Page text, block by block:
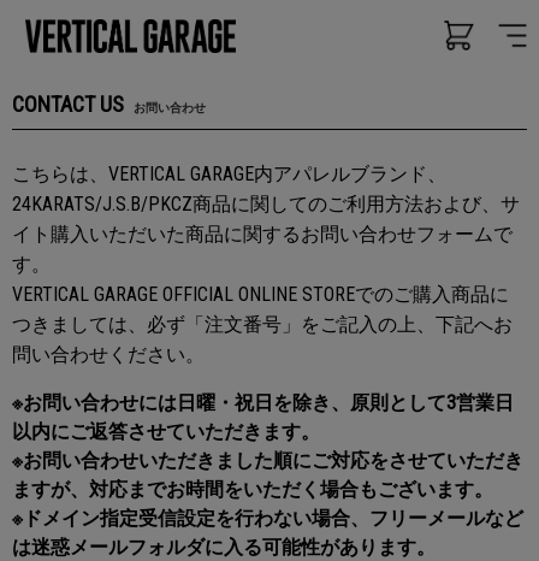
CONTACT US お問い合わせ
こちらは、VERTICAL GARAGE内アパレルブランド、
24KARATS/J.S.B/PKCZ商品に関してのご利用方法および、サ
イト購入いただいた商品に関するお問い合わせフォームで
す。
VERTICAL GARAGE OFFICIAL ONLINE STOREでのご購入商品に
つきましては、必ず「注文番号」をご記入の上、下記へお
問い合わせください。
※お問い合わせには日曜・祝日を除き、原則として3営業日
以内にご返答させていただきます。
※お問い合わせいただきました順にご対応をさせていただき
ますが、対応までお時間をいただく場合もございます。
※ドメイン指定受信設定を行わない場合、フリーメールなど
は迷惑メールフォルダに入る可能性があります。